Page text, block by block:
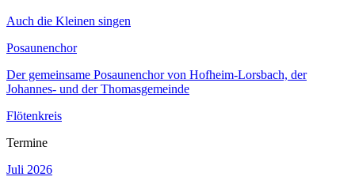
Auch die Kleinen singen
Posaunenchor
Der gemeinsame Posaunenchor von Hofheim-Lorsbach, der
Johannes- und der Thomasgemeinde
Flötenkreis
Termine
Juli 2026